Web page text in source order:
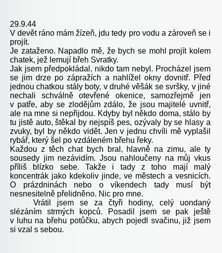
29.9.44
V devět ráno mám žízeň, jdu tedy pro vodu a zároveň se i
projít.
Je zataženo. Napadlo mě, že bych se mohl projít kolem
chatek, jež lemují břeh Svratky.
Jak jsem předpokládal, nikdo tam nebyl. Procházel jsem
se jim drze po zápražích a nahlížel okny dovnitř. Před
jednou chatkou stály boty, v druhé věšák se svršky, v jiné
nechali schválně otevřené okenice, samozřejmě jen
v patře, aby se zlodějům zdálo, že jsou majitelé uvnitř,
ale na mne si nepřijdou. Kdyby byl někdo doma, stálo by
tu jistě auto, štěkal by nejspíš pes, ozývaly by se hlasy a
zvuky, byl by někdo vidět. Jen v jednu chvíli mě vyplašil
rybář, který šel po vzdáleném břehu řeky.
Každou z těch chat bych bral, hlavně na zimu, ale ty
sousedy jim nezávidím. Jsou nahloučeny na můj vkus
příliš blízko sebe. Takže i tady z toho mají malý
koncentrák jako kdekoliv jinde, ve městech a vesnicích.
O prázdninách nebo o víkendech tady musí být
nesnesitelně přelidněno. Nic pro mne.
Vrátil jsem se za čtyři hodiny, celý uondaný
slézáním strmých kopců. Posadil jsem se pak ještě
v luhu na břehu potůčku, abych pojedl svačinu, již jsem
si vzal s sebou.